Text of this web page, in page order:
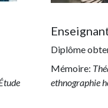
Diplôme
Mémoire:
ethnographie